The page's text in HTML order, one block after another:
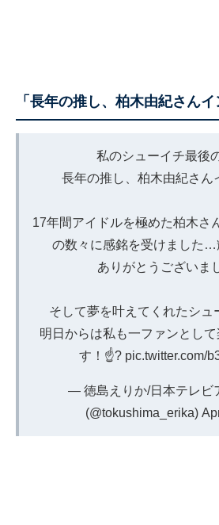
「長年の推し、柏木由紀さんイ
私のシューイチ最後
長年の推し、柏木由紀さん
17年間アイドルを極めた柏木さ
の数々に感銘を受けました
ありがとうございま
そして夢を叶えてくれたシュ
明日からは私も一ファンとし
す！☝? pic.twitter.com/
— 徳島えりか/日本テレビ
(@tokushima_erika)